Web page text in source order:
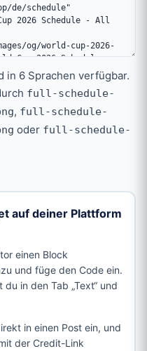
in 6 Sprachen verfügbar.
full-schedule-
, full-schedule-
oder full-schedule-
auf deiner Plattform
einen Block
und füge den Code ein.
in den Tab „Text“ und
in einen Post ein, und
der Credit-Link